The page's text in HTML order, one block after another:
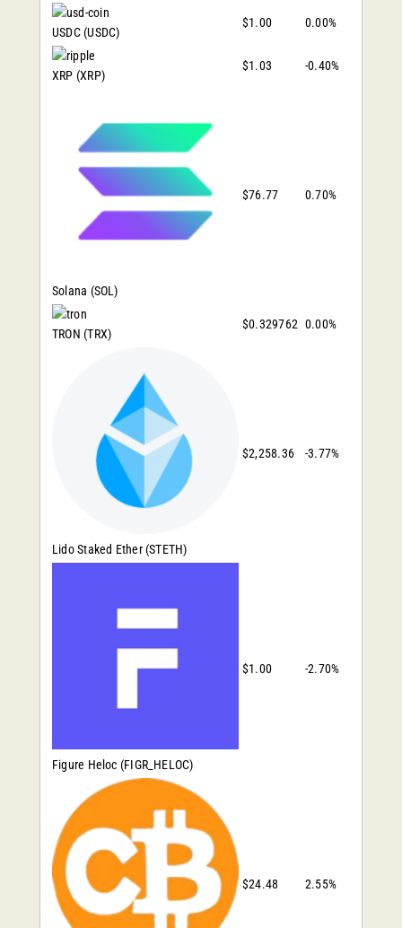
USDC (USDC)
$1.00 0.00%
XRP (XRP)
$1.03 -0.40%
Solana (SOL)
$76.77 0.70%
TRON (TRX)
$0.329762 0.00%
Lido Staked Ether (STETH)
$2,258.36 -3.77%
Figure Heloc (FIGR_HELOC)
$1.00 -2.70%
$24.48 2.55%